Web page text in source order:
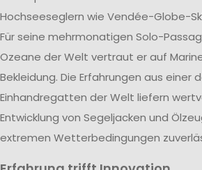
Hochseeseglern wie Vendée-Globe-
Für seine mehrmonatigen Solo-
Ozeane der Welt vertraut er auf
Bekleidung. Die Erfahrungen aus einer
Einhandregatten der Welt liefern
Entwicklung von Segeljacken und
extremen Wetterbedingungen